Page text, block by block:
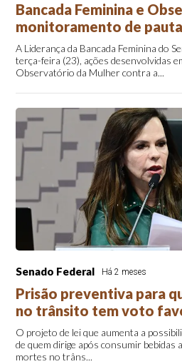
Bancada Feminina e
monitoramento de
A Liderança da Bancada Feminina do
terça-feira (23), ações desenvolvidas
Observatório da Mulher contra a...
Senado Federal Há 2 meses
Prisão preventiva para
no trânsito tem voto
O projeto de lei que aumenta a
de quem dirige após consumir bebidas
mortes no trâns...